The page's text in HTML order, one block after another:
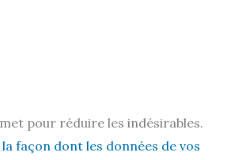
pour réduire les indésirables.
façon dont les données de vos